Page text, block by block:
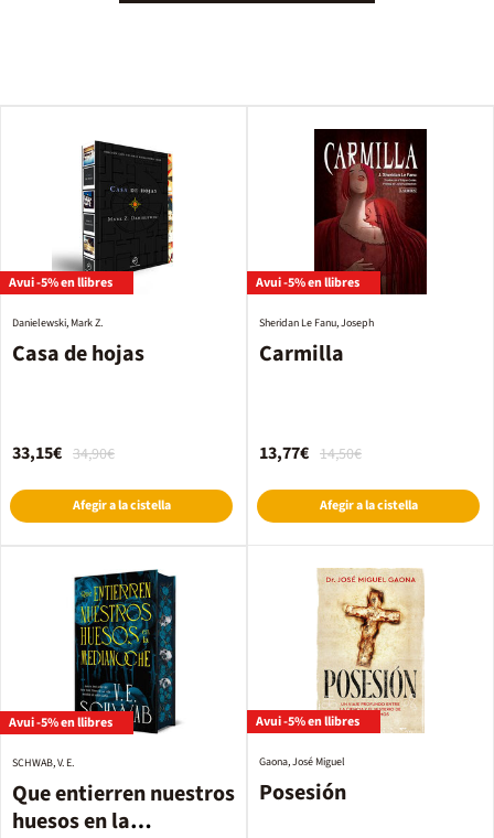
Avui -5% en llibres
Casa de hojas
Danielewski, Mark Z.
34,90€
33,15€
Afegir a la cistella
Avui -5% en llibres
Carmilla
Sheridan Le Fanu, Joseph
14,50€
13,77€
Afegir a la cistella
Avui -5% en llibres
Que entierren nuestros
huesos en la
SCHWAB, V. E.
Avui -5% en llibres
Posesión
Gaona, José Miguel